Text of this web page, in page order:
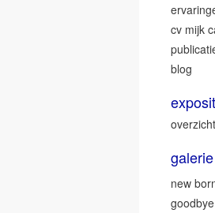
cv mijk
blog
overzicht
galerie
new